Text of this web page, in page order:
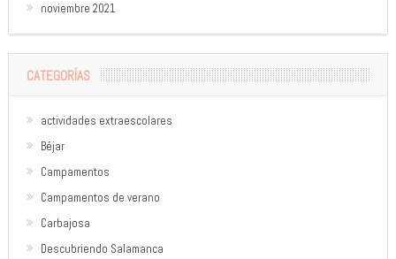
noviembre 2021
CATEGORÍAS
actividades extraescolares
Béjar
Campamentos
Campamentos de verano
Carbajosa
Descubriendo Salamanca